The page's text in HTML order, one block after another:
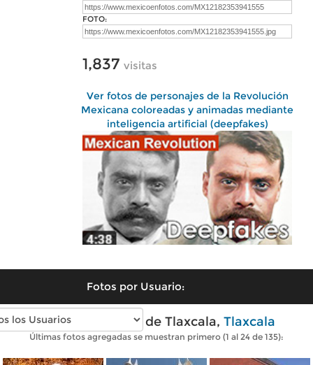
FOTO:
1,837 visitas
Ver fotos de personajes de la Revolución
Mexicana coloreadas y animadas mediante
inteligencia artificial (deepfakes)
Fotos por Usuario:
Fotos modernas de Tlaxcala, Tlaxcala
Últimas fotos agregadas se muestran primero (1 al 24 de 135):